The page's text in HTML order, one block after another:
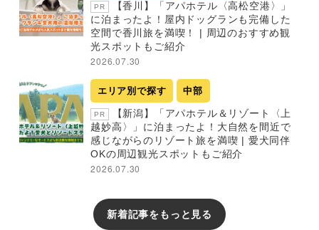
PR
【香川】「アパホテル〈高松空港〉」
に泊まったよ！屋内ドッグランも完備した
空間で香川旅を満喫！ | 周辺のおすすめ観
光スポットもご紹介
2026.07.30
エリア別で探す 中部
PR
【新潟】「アパホテル＆リゾート〈上
越妙高〉」に泊まったよ！大自然を間近で
感じながらのリゾート旅を満喫 | 愛犬同伴
OKの周辺観光スポットもご紹介
2026.07.30
新着記事をもっと見る